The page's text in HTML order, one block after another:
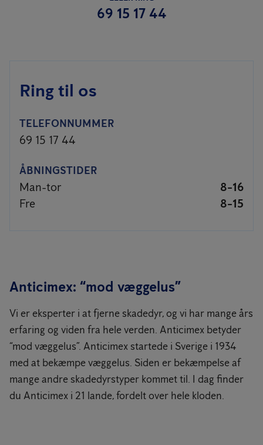
69 15 17 44
Ring til os
TELEFONNUMMER
69 15 17 44
ÅBNINGSTIDER
Man-tor
8-16
Fre
8-15
Anticimex: “mod væggelus”
Vi er eksperter i at fjerne skadedyr, og vi har mange års
erfaring og viden fra hele verden. Anticimex betyder
“mod væggelus”. Anticimex startede i Sverige i 1934
med at bekæmpe væggelus. Siden er bekæmpelse af
mange andre skadedyrstyper kommet til. I dag finder
du Anticimex i 21 lande, fordelt over hele kloden.